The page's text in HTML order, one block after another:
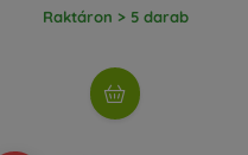
Raktáron > 5 darab